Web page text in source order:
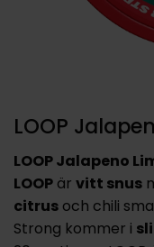
LOOP
LOOP Jalapeno
LOOP är vitt snus
citrus och chili
Strong kommer i